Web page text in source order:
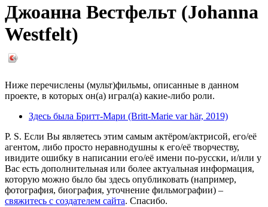
Джоанна Вестфельт (Johanna
Westfelt)
Ниже перечислены (мульт)фильмы, описанные в данном
проекте, в которых он(а) играл(а) какие-либо роли.
Здесь была Бритт-Мари (Britt-Marie var här, 2019)
P. S. Если Вы являетесь этим самым актёром/актрисой, его/её
агентом, либо просто неравнодушны к его/её творчеству,
ивидите ошибку в написании его/её имени по-русски, и/или у
Вас есть дополнительная или более актуальная информация,
которую можно было бы здесь опубликовать (например,
фотография, биография, уточнение фильмографии) –
свяжитесь с создателем сайта. Спасибо.